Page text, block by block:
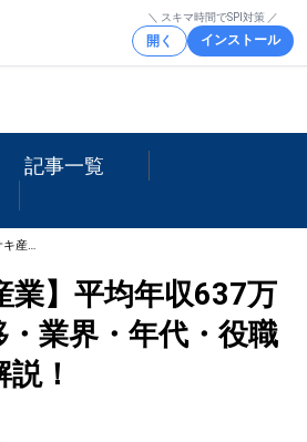
＼ スキマ時間でSPI対策 ／
開く インストール
記事一覧
【ナラサキ産業】平均年収637万円｜年収推移・業界・年代・役職別など徹底解説！
業】平均年収637万
・業界・年代・役職
！